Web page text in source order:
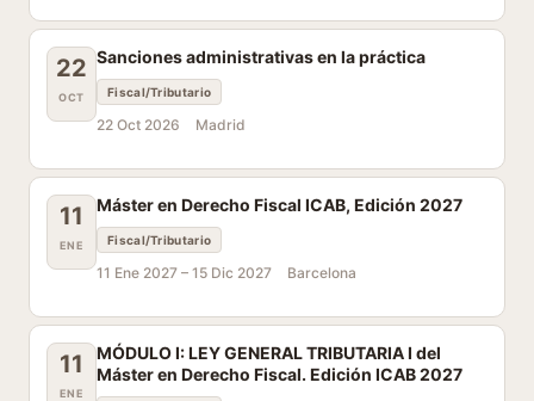
22
OCT
Sanciones administrativas en la práctica
Fiscal/Tributario
22 Oct 2026 Madrid
11
ENE
Máster en Derecho Fiscal ICAB, Edición 2027
Fiscal/Tributario
11 Ene 2027 – 15 Dic 2027 Barcelona
11
ENE
MÓDULO I: LEY GENERAL TRIBUTARIA I del
Máster en Derecho Fiscal. Edición ICAB 2027